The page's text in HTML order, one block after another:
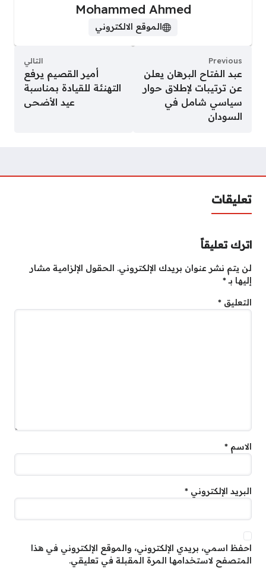
Mohammed Ahmed
الموقع الالكتروني
Previous
عبد الفتاح البرهان يعلن
عن ترتيبات لإطلاق حوار
سياسي شامل في
السودان
التالي
أمير القصيم يرفع
التهنئة للقيادة بمناسبة
عيد الأضحى
تعليقات
اترك تعليقاً
لن يتم نشر عنوان بريدك الإلكتروني. الحقول الإلزامية مشار
إليها بـ*
التعليق *
الاسم *
البريد الإلكتروني *
احفظ اسمي، بريدي الإلكتروني، والموقع الإلكتروني في هذا
المتصفح لاستخدامها المرة المقبلة في تعليقي.